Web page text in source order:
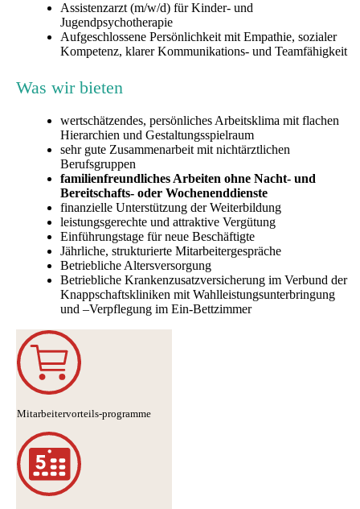
Assistenzarzt (m/w/d) für Kinder- und
Jugendpsychotherapie
Aufgeschlossene Persönlichkeit mit Empathie, sozialer
Kompetenz, klarer Kommunikations- und Teamfähigkeit
Was wir bieten
wertschätzendes, persönliches Arbeitsklima mit flachen
Hierarchien und Gestaltungsspielraum
sehr gute Zusammenarbeit mit nichtärztlichen
Berufsgruppen
familienfreundliches Arbeiten ohne Nacht- und
Bereitschafts- oder Wochenenddienste
finanzielle Unterstützung der Weiterbildung
leistungsgerechte und attraktive Vergütung
Einführungstage für neue Beschäftigte
Jährliche, strukturierte Mitarbeitergespräche
Betriebliche Altersversorgung
Betriebliche Krankenzusatzversicherung im Verbund der
Knappschaftskliniken mit Wahlleistungsunterbringung
und –Verpflegung im Ein-Bettzimmer
Mitarbeitervorteils-programme